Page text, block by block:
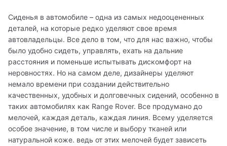
Сиденья в автомобиле – одна из самых недооцененных
деталей, на которые редко уделяют свое время
автовладельцы. Все дело в том, что для нас важно, чтобы
было удобно сидеть, управлять, ехать на дальние
расстояния и поменьше испытывать дискомфорт на
неровностях. Но на самом деле, дизайнеры уделяют
немало времени при создании действительно
качественных, удобных и долговечных сидений, особенно в
таких автомобилях как Range Rover. Все продумано до
мелочей, каждая деталь, каждая линия. Всему уделяется
особое значение, в том числе и выбору тканей или
натуральной коже. ведь от этих мелочей будет зависеть